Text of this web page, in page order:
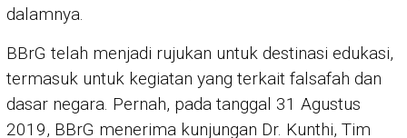
dalamnya.
BBrG telah menjadi rujukan untuk destinasi edukasi,
termasuk untuk kegiatan yang terkait falsafah dan
dasar negara. Pernah, pada tanggal 31 Agustus
2019, BBrG menerima kunjungan Dr. Kunthi, Tim